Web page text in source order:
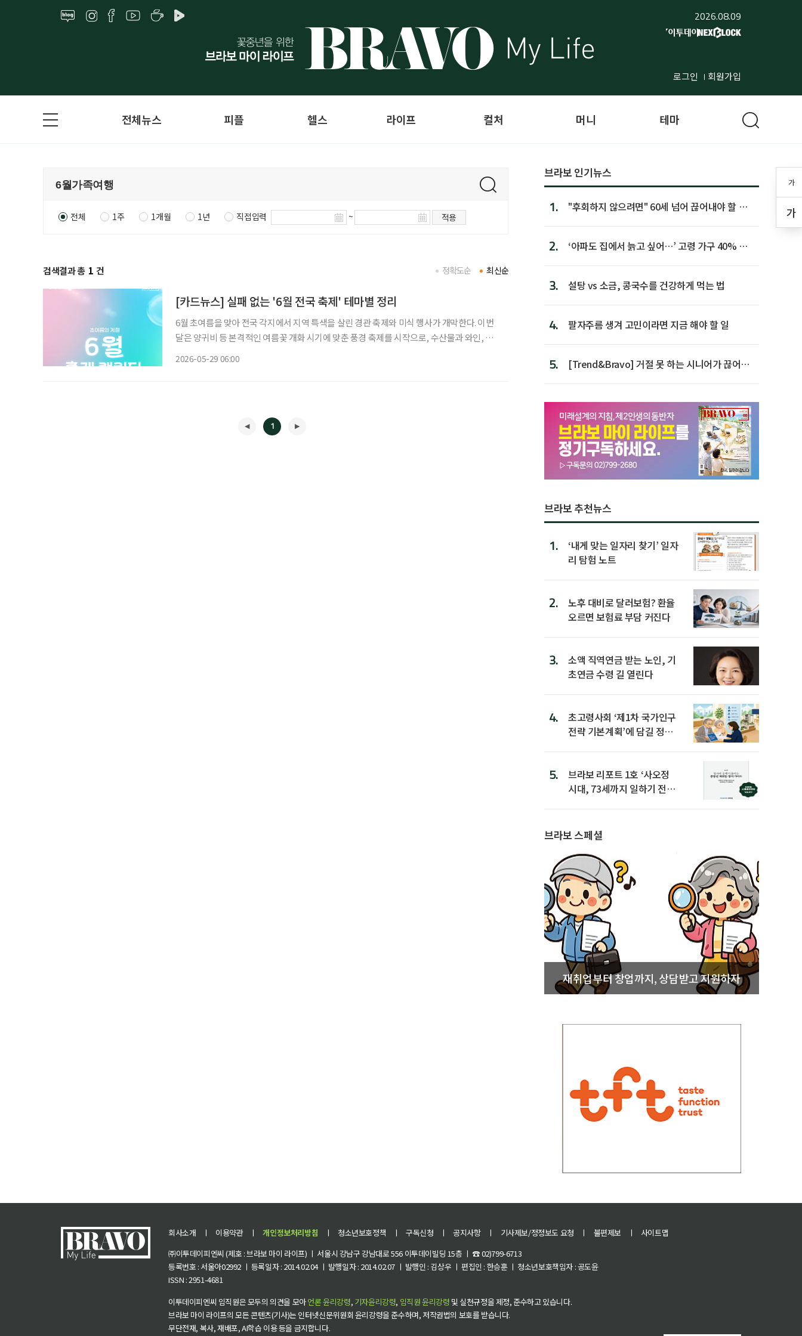
2026.08.09
로그인 회원가입
가
가
전체뉴스 피플 헬스 라이프 컬처 머니 테마
전체 1주 1개월 1년 직접입력 ~ 적용
검색결과 총 1 건 최신순
정확도순
[카드뉴스] 실패 없는 '6월 전국 축제' 테마별 정리
6월 초여름을 맞아 전국 각지에서 지역 특색을 살린 경관 축제와 미식 행사가 개막한다. 이번
달은 양귀비 등 본격적인 여름꽃 개화 시기에 맞춘 풍경 축제를 시작으로, 수산물과 와인, 복
2026-05-29 06:00
1
브라보 인기뉴스
1.
"후회하지 않으려면" 60세 넘어 끊어내야 할 사
2.
‘아파도 집에서 늙고 싶어…’ 고령 가구 40% 노
3. 설탕 vs 소금, 콩국수를 건강하게 먹는 법
4. 팔자주름 생겨 고민이라면 지금 해야 할 일
5.
[Trend&Bravo] 거절 못 하는 시니어가 끊어야
브라보 추천뉴스
1.
‘내게 맞는 일자리 찾기’ 일자
리 탐험 노트
2.
노후 대비로 달러보험? 환율
오르면 보험료 부담 커진다
3.
소액 직역연금 받는 노인, 기
초연금 수령 길 열린다
4.
초고령사회 ‘제1차 국가인구
전략 기본계획’에 담길 정책
5.
브라보 리포트 1호 ‘사오정
시대, 73세까지 일하기 전략’
브라보 스페셜
재취업부터 창업까지, 상담받고 지원하자
회사소개 ㅣ 이용약관 ㅣ 개인정보처리방침 ㅣ 청소년보호정책 ㅣ 구독신청 ㅣ 공지사항 ㅣ 기사제보/정정보도 요청 ㅣ 불편제보 ㅣ
사이트맵
㈜이투데이피엔씨 (제호 : 브라보 마이 라이프) ㅣ 서울시 강남구 강남대로 556 이투데이빌딩 15층 ㅣ ☎ 02)799-6713
등록번호 : 서울아02992 ㅣ 등록일자 : 2014.02.04 ㅣ 발행일자 : 2014.02.07 ㅣ 발행인 : 김상우 ㅣ 편집인 : 한승훈 ㅣ 청소년보호책임자 : 공도윤
ISSN : 2951-4681
이투데이피엔씨 임직원은 모두의 의견을 모아언론 윤리강령, 기자윤리강령, 임직원 윤리강령 및 실천규정을 제정, 준수하고 있습니다.
브라보 마이 라이프의 모든 콘텐츠(기사)는 인터넷신문위원회 윤리강령을 준수하며, 저작권법의 보호를 받습니다.
무단전재, 복사, 재배포, AI학습 이용 등을 금지합니다.